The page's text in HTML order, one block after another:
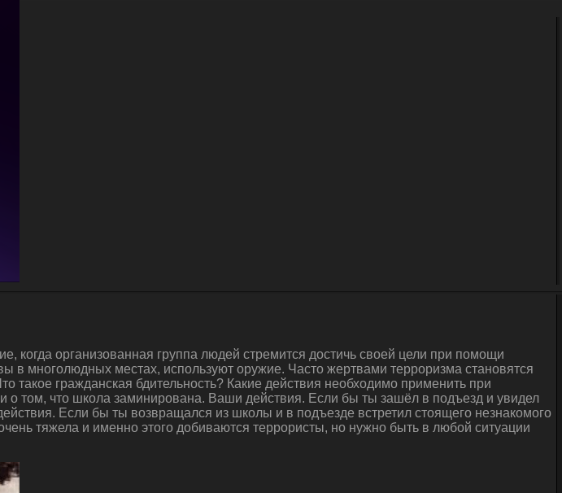
когда организованная группа людей стремится достичь своей цели при помощи
в многолюдных местах, используют оружие. Часто жертвами терроризма становятся
такое гражданская бдительность? Какие действия необходимо применить при
том, что школа заминирована. Ваши действия. Если бы ты зашёл в подъезд и увидел
Если бы ты возвращался из школы и в подъезде встретил стоящего незнакомого
тяжела и именно этого добиваются террористы, но нужно быть в любой ситуации